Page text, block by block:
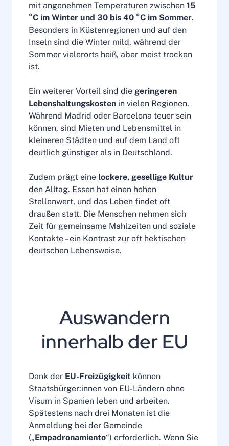
mit angenehmen Temperaturen zwischen 15
°C im Winter und 30 bis 40 °C im Sommer.
Besonders in Küstenregionen und auf den
Inseln sind die Winter mild, während der
Sommer vielerorts heiß, aber meist trocken
ist.
Ein weiterer Vorteil sind die geringeren
Lebenshaltungskosten in vielen Regionen.
Während Madrid oder Barcelona teuer sein
können, sind Mieten und Lebensmittel in
kleineren Städten und auf dem Land oft
deutlich günstiger als in Deutschland.
Zudem prägt eine lockere, gesellige Kultur
den Alltag. Essen hat einen hohen
Stellenwert, und das Leben findet oft
draußen statt. Die Menschen nehmen sich
Zeit für gemeinsame Mahlzeiten und soziale
Kontakte – ein Kontrast zur oft hektischen
deutschen Lebensweise.
Auswandern
innerhalb der EU
Dank der EU-Freizügigkeit können
Staatsbürger:innen von EU-Ländern ohne
Visum in Spanien leben und arbeiten.
Spätestens nach drei Monaten ist die
Anmeldung bei der Gemeinde
(„Empadronamiento“) erforderlich. Wenn Sie